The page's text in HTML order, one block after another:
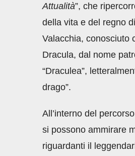
Attualità”, che
della vita e del regno
Valacchia, conosciuto
Dracula, dal nome
“Draculea”,
drago”.
All’interno del
si possono ammirare
riguardanti il